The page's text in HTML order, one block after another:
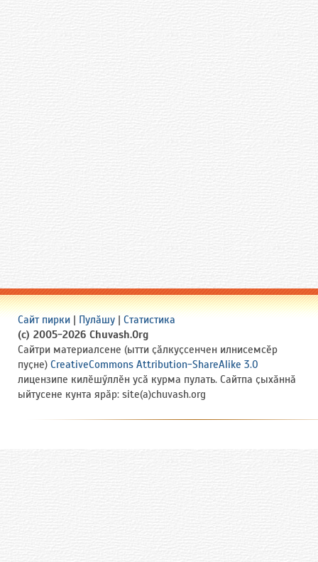
Сайт пирки | Пулӑшу | Статистика
(c) 2005-2026 Chuvash.Org
Сайтри материалсене (ытти ҫӑлкуҫсенчен илнисемсӗр
пуҫне) CreativeCommons Attribution-ShareAlike 3.0
лицензипе килӗшӳллӗн усӑ курма пулать. Сайтпа ҫыхӑннӑ
ыйтусене кунта ярӑр: site(a)chuvash.org